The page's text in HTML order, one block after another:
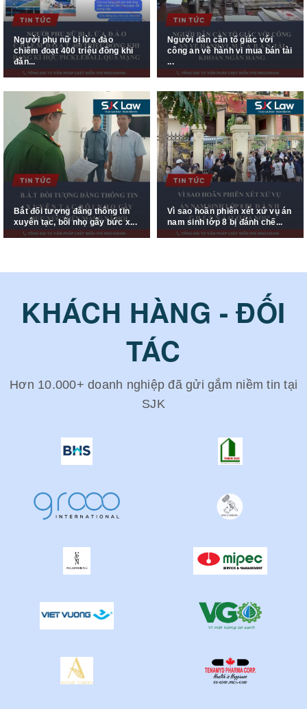
Người phụ nữ bị lừa đảo
chiếm đoạt 400 triệu đồng khi
đăn...
Người dân cần tố giác với
công an về hành vi mua bán tài
...
Bắt đối tượng đăng thông tin
xuyên tạc, bôi nhọ gây bức x...
Vì sao hoãn phiên xét xử vụ án
nam sinh lớp 8 bị đánh chế...
KHÁCH HÀNG - ĐỐI
TÁC
Hơn 10.000+ doanh nghiệp đã gửi gắm niềm tin tại
SJK